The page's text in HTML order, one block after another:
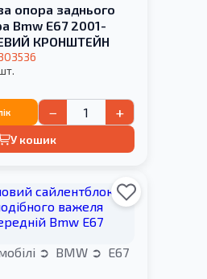
опора заднього
Bmw E67 2001-
КРОНШТЕЙН
− +
У кошик
BMW
E67